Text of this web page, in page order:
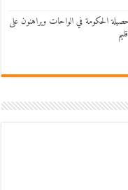
الحكومة في الواحات ويراهنون على